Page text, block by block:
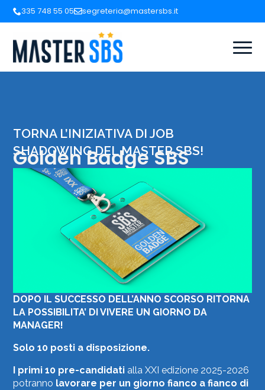
335 748 55 05 segreteria@mastersbs.it
TORNA L’INIZIATIVA DI JOB
SHADOWING DEL MASTER SBS!
Golden Badge SBS
DOPO IL SUCCESSO DELL’ANNO SCORSO RITORNA
LA POSSIBILITA’ DI VIVERE UN GIORNO DA
MANAGER!
Solo 10 posti a disposizione.
I primi 10 pre-candidati alla XXI edizione 2025-2026
potranno lavorare per un giorno fianco a fianco di